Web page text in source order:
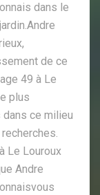
dans le
de ce
49 à Le
plus
ce milieu
Le Louroux
Andre